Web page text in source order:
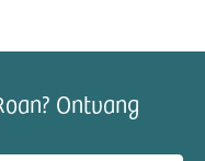
Ontvang